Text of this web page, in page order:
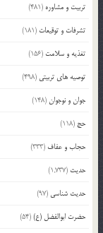
تربیت و مشاوره (481)
تشرفات و توقیعات (181)
تغذیه و سلامت (156)
توصیه های تربیتی (498)
جوان و نوجوان(148)
حج (118)
حجاب و عفاف (333)
حدیث (1,737)
حدیث شناسی (97)
حضرت ابوالفضل (ع)(54)